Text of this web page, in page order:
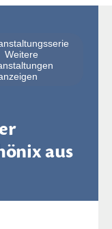
Weitere
aus